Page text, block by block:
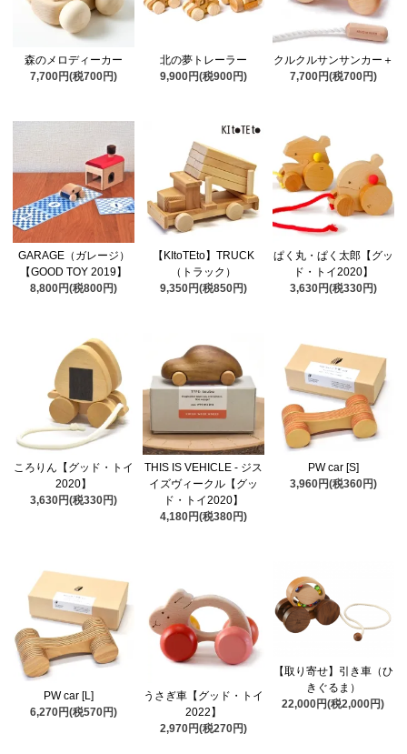
森のメロディーカー
7,700円(税700円)
北の夢トレーラー
9,900円(税900円)
クルクルサンサンカー＋
7,700円(税700円)
GARAGE（ガレージ）
【GOOD TOY 2019】
8,800円(税800円)
【KItoTEto】TRUCK
（トラック）
9,350円(税850円)
ぱく丸・ぱく太郎【グッ
ド・トイ2020】
3,630円(税330円)
ころりん【グッド・トイ
2020】
3,630円(税330円)
THIS IS VEHICLE - ジス
イズヴィークル【グッ
ド・トイ2020】
4,180円(税380円)
PW car [S]
3,960円(税360円)
PW car [L]
6,270円(税570円)
うさぎ車【グッド・トイ
2022】
2,970円(税270円)
【取り寄せ】引き車（ひ
きぐるま）
22,000円(税2,000円)